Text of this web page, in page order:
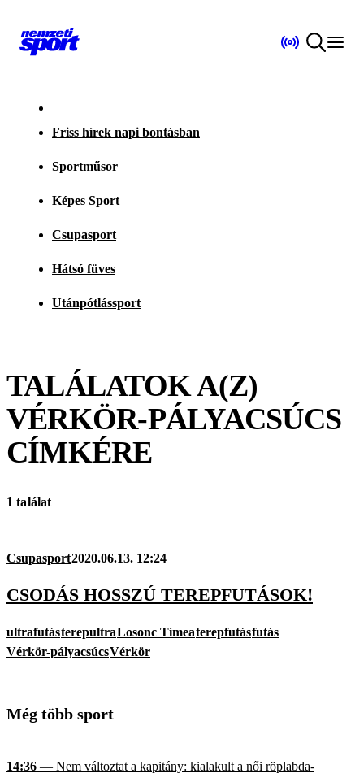
Friss hírek napi bontásban
Sportműsor
Képes Sport
Csupasport
Hátsó füves
Utánpótlássport
TALÁLATOK A(Z)
VÉRKÖR-PÁLYACSÚCS
CÍMKÉRE
1 találat
Csupasport2020.06.13. 12:24
CSODÁS HOSSZÚ TEREPFUTÁSOK!
ultrafutásterepultraLosonc Tímeaterepfutásfutás
Vérkör-pályacsúcsVérkör
Még több sport
14:36 — Nem változtat a kapitány: kialakult a női röplabda-